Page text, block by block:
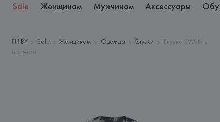
Sale Женщинам Мужчинам Аксессуары
FH.BY Sale Женщинам Одежда Блузки
Блузка SWAN с
принтом